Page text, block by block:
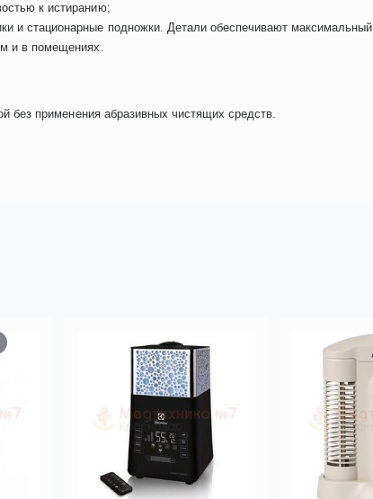
к истиранию;
и стационарные подножки. Детали обеспечивают
и в помещениях.
без применения абразивных чистящих средств.